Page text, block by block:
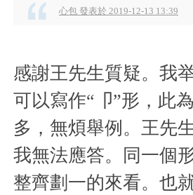
心包 發表於 2019-12-13 13:39
感謝王先生質疑。我
可以寫作“卩”形，此
多，無煩舉例。王先
我無法應答。同一個
整齊劃一的來看。也